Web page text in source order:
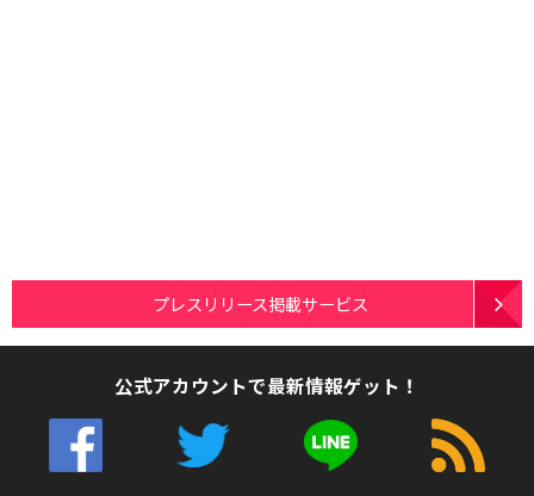
プレスリリース掲載サービス
公式アカウントで最新情報ゲット！